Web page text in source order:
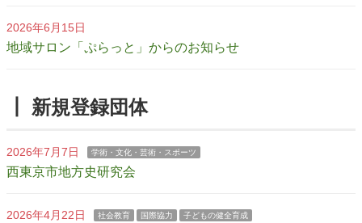
2026年6月15日
地域サロン「ぷらっと」からのお知らせ
┃ 新規登録団体
2026年7月7日 学術・文化・芸術・スポーツ
西東京市地方史研究会
2026年4月22日 社会教育 国際協力 子どもの健全育成